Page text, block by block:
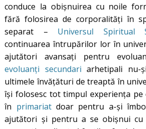
conduce la obișnuirea cu noile
fără folosirea de corporalități în
separat – Universul Spiritual
continuarea întrupărilor lor în
ajutători avansați pentru
evoluanți secundari arhetipali nu-
ultimele învățături de treaptă în
își folosesc tot timpul experiența pe
în primariatdoar pentru a-și
ajutători și pentru a se obișnui